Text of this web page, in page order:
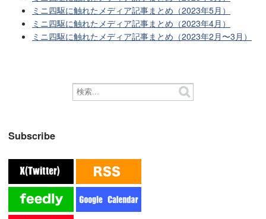
ミニ四駆に触れたメディア記事まとめ（2023年5月）
ミニ四駆に触れたメディア記事まとめ（2023年4月）
ミニ四駆に触れたメディア記事まとめ（2023年2月〜3月）
Subscribe